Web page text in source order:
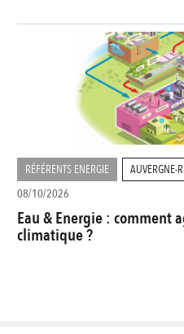
RÉFÉRENTS ENERGIE
AUVERGNE-
08/10/2026
Eau & Energie : comment
climatique ?